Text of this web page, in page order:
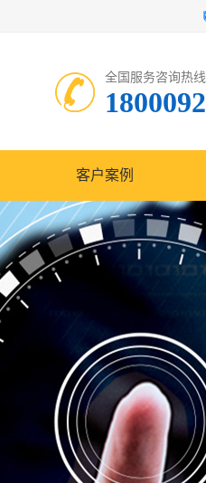
全国服务咨询热
客户案例